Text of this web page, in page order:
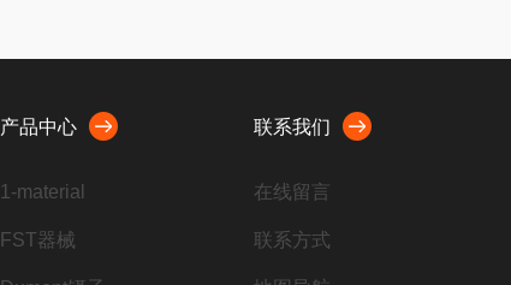
产品中心
1-material
FST器械
联系我们
在线留言
联系方式